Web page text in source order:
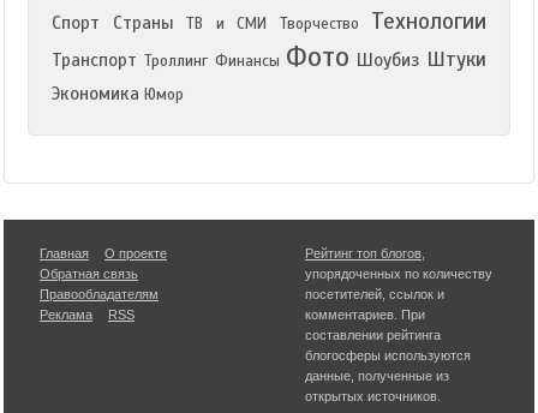
Спорт
Страны ТВ и СМИ Творчество Технологии
Транспорт Троллинг Финансы Фото Шоубиз Штуки
Экономика Юмор
Главная
О проекте
Обратная связь
Правообладателям
Реклама
RSS
Рейтинг топ блогов
упорядоченных по количеству
посетителей, ссылок и
комментариев. При
составлении рейтинга
блогосферы используются
данные, полученные из
открытых источников.